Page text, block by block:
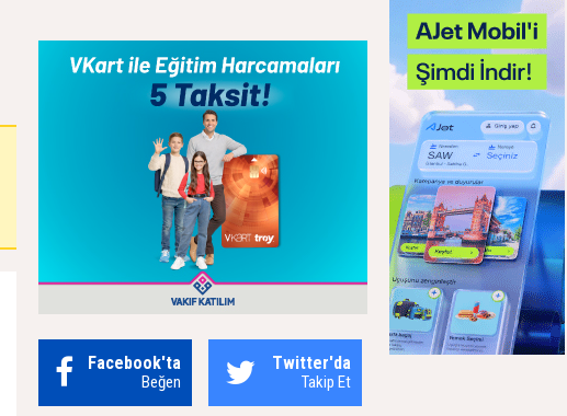
Facebook'ta
Beğen
Twitter'da
Takip Et